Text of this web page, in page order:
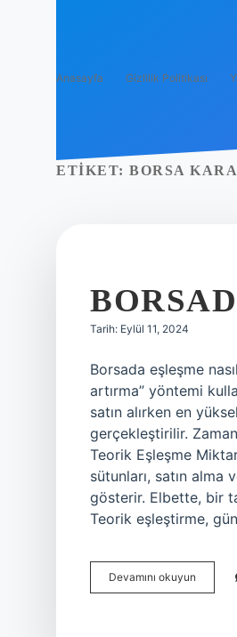
Anasayfa Gizlilik Politikası
ETIKET: BORSA
Tarih: Eylül 11, 2024
Borsada eşleşme
artırma” yöntemi
satın alırken en
gerçekleştirilir.
Teorik Eşleşme
sütunları, satın alma
gösterir. Elbette, bir
Teorik eşleştirme,
Devamını okuyun Borsada
Eşleşme